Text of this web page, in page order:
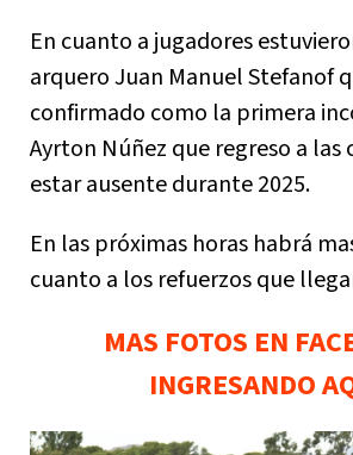
En cuanto a jugadores
arquero Juan Manuel Stefanof
confirmado como la primera
Ayrton Núñez que regreso a las
estar ausente durante 2025.
En las próximas horas habrá
cuanto a los refuerzos que
MAS FOTOS EN
INGRESANDO